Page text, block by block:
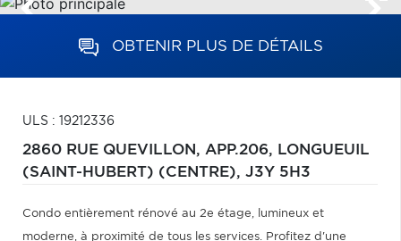
OBTENIR PLUS DE DÉTAILS
ULS : 19212336
2860 RUE QUEVILLON, APP.206, LONGUEUIL
(SAINT-HUBERT) (CENTRE), J3Y 5H3
Condo entièrement rénové au 2e étage, lumineux et
moderne, à proximité de tous les services. Profitez d'une